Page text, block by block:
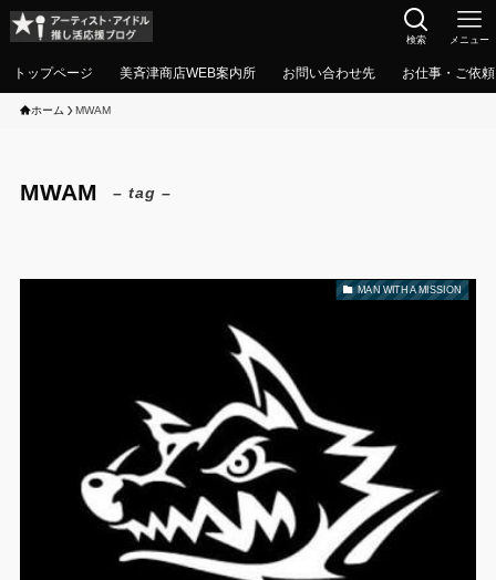
検索 メニュー
トップページ 美斉津商店WEB案内所 お問い合わせ先 お仕事・ご依
ホーム MWAM
MWAM – tag –
MAN WITH A MISSION